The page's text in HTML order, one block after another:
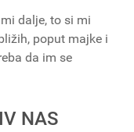
dalje, to si mi
poput majke i
da im se
NAS